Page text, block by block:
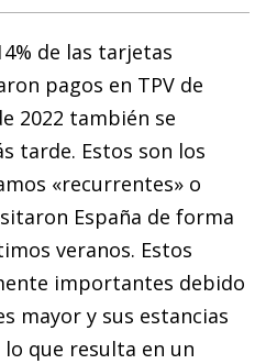
de las tarjetas
pagos en TPV de
2022 también se
tarde. Estos son los
«recurrentes» o
España de forma
veranos. Estos
importantes debido
mayor y sus estancias
que resulta en un